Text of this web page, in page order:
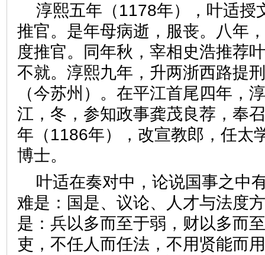
淳熙五年（1178年），叶适授
推官。是年母病逝，服丧。八年
度推官。同年秋，宰相史浩推荐
不就。淳熙九年，升两浙西路提
（今苏州）。在平江首尾四年，
江，冬，参知政事龚茂良荐，奉
年（1186年），改宣教郎，任太
博士。
叶适在奏对中，论说国事之中
难是：国是、议论、人才与法度
是：兵以多而至于弱，财以多而
吏，不任人而任法，不用贤能而